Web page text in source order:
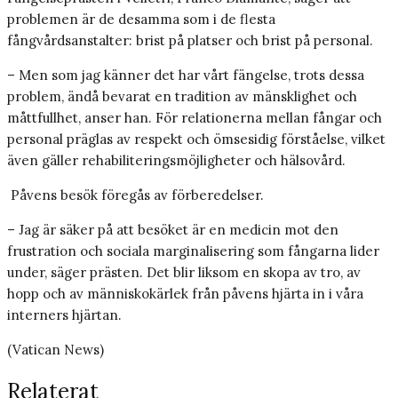
problemen är de desamma som i de flesta
fångvårdsanstalter: brist på platser och brist på personal.
– Men som jag känner det har vårt fängelse, trots dessa
problem, ändå bevarat en tradition av mänsklighet och
måttfullhet, anser han. För relationerna mellan fångar och
personal präglas av respekt och ömsesidig förståelse, vilket
även gäller rehabiliteringsmöjligheter och hälsovård.
Påvens besök föregås av förberedelser.
– Jag är säker på att besöket är en medicin mot den
frustration och sociala marginalisering som fångarna lider
under, säger prästen. Det blir liksom en skopa av tro, av
hopp och av människokärlek från påvens hjärta in i våra
interners hjärtan.
(Vatican News)
Relaterat